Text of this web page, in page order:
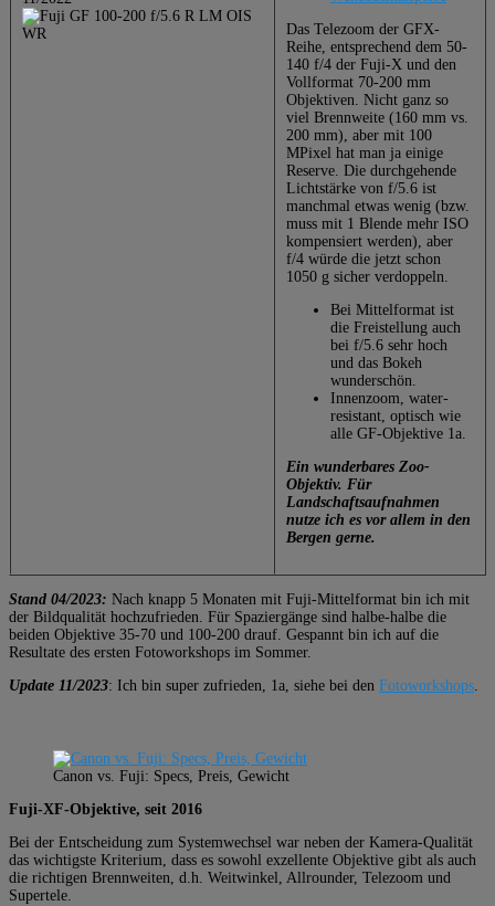
Das Telezoom der GFX-
Reihe, entsprechend dem 50-
140 f/4 der Fuji-X und den
Vollformat 70-200 mm
Objektiven. Nicht ganz so
viel Brennweite (160 mm vs.
200 mm), aber mit 100
MPixel hat man ja einige
Reserve. Die durchgehende
Lichtstärke von f/5.6 ist
manchmal etwas wenig (bzw.
muss mit 1 Blende mehr ISO
kompensiert werden), aber
f/4 würde die jetzt schon
1050 g sicher verdoppeln.
Bei Mittelformat ist
die Freistellung auch
bei f/5.6 sehr hoch
und das Bokeh
wunderschön.
Innenzoom, water-
resistant, optisch wie
alle GF-Objektive 1a.
Ein wunderbares Zoo-
Objektiv. Für
Landschaftsaufnahmen
nutze ich es vor allem in den
Bergen gerne.
Stand 04/2023: Nach knapp 5 Monaten mit Fuji-Mittelformat bin ich mit
der Bildqualität hochzufrieden. Für Spaziergänge sind halbe-halbe die
beiden Objektive 35-70 und 100-200 drauf. Gespannt bin ich auf die
Resultate des ersten Fotoworkshops im Sommer.
Update 11/2023: Ich bin super zufrieden, 1a, siehe bei den Fotoworkshops.
Canon vs. Fuji: Specs, Preis, Gewicht
Fuji-XF-Objektive, seit 2016
Bei der Entscheidung zum Systemwechsel war neben der Kamera-Qualität
das wichtigste Kriterium, dass es sowohl exzellente Objektive gibt als auch
die richtigen Brennweiten, d.h. Weitwinkel, Allrounder, Telezoom und
Supertele.